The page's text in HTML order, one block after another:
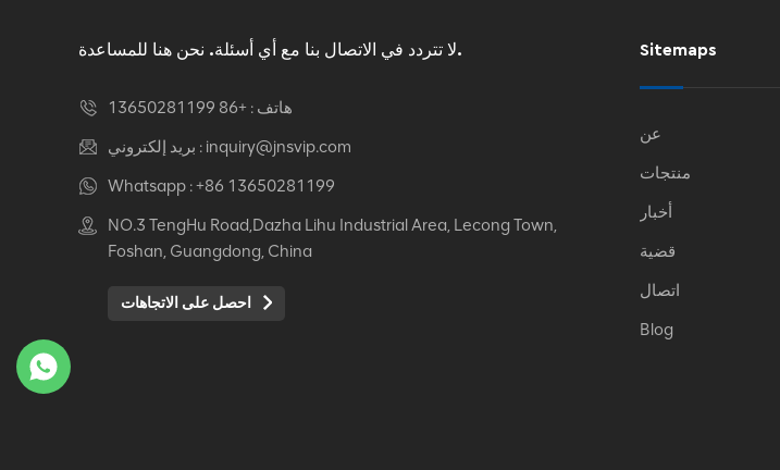
كرسي جلدي مريح Auding:
المكتبي والمنزلي
عرض التفاصيل
كرسي جلدي مريح من
طوال اليوم
لا تتردد في الاتصال بنا مع أي أسئلة. نحن هنا للمساعدة.
هاتف : +86 13650281199
بريد إلكتروني : inquiry@jnsvip.com
Whatsapp :+86 13650281199
NO.3 TengHu Road,Dazha Lihu Industrial Area, Lecong Town,
Foshan, Guangdong, China
Sitemaps
عن
منتجات
أخبار
قضية
اتصال
Blog